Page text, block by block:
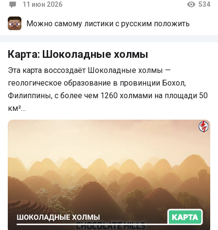
11 июн 2026 534
Можно самому листики с русским положить
Карта: Шоколадные холмы
Эта карта воссоздаёт Шоколадные холмы —
геологическое образование в провинции Бохол,
Филиппины, с более чем 1260 холмами на площади 50
км²…